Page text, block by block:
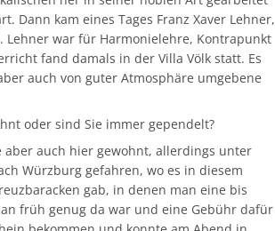
Dann kam eines Tages Franz Xaver Lehner,
war für Harmonielehre, Kontrapunkt
fand damals in der Villa Völk statt. Es
auch von guter Atmosphäre umgebene
oder sind Sie immer gependelt?
aber auch hier gewohnt, allerdings unter
Würzburg gefahren, wo es in diesem
gab, in denen man eine bis
früh genug da war und eine Gebühr dafür